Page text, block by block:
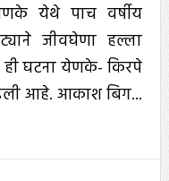
येथे पाच वर्षीय
जीवघेणा हल्ला
घटना येणके- किरपे
आहे. आकाश बिग...